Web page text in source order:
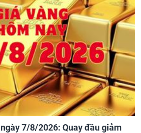
7/8/2026: Quay đầu giảm